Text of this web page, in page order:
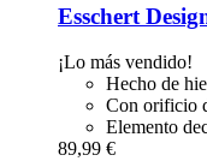
Esschert
¡Lo más vendido!
Hecho de
Con orificio
Elemento
89,99 €